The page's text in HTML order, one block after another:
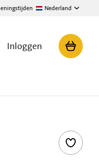
Nederland
Inloggen